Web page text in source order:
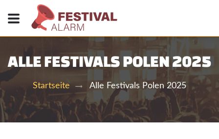
ALLE FESTIVALS POLEN 2025
Startseite Alle Festivals Polen 2025